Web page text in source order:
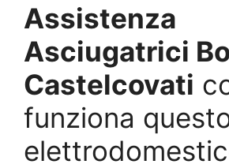
Assistenza
Asciugatrici
Castelcovati
funziona